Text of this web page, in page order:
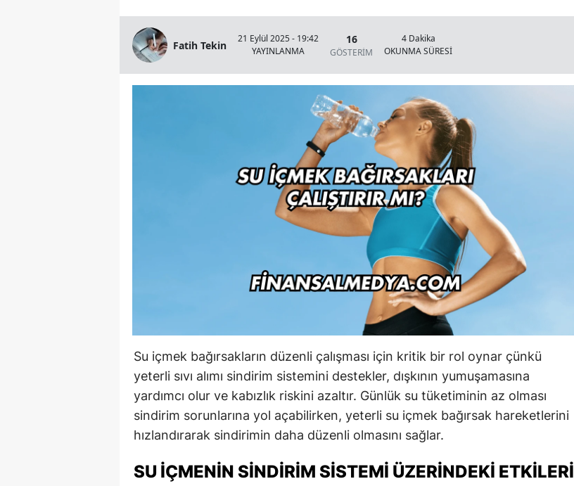
Fatih Tekin
21 Eylül 2025 - 19:42
YAYINLANMA
16
GÖSTERİM
4 Dakika
OKUNMA SÜRESİ
Su içmek bağırsakların düzenli çalışması için kritik bir rol oynar çünkü
yeterli sıvı alımı sindirim sistemini destekler, dışkının yumuşamasına
yardımcı olur ve kabızlık riskini azaltır. Günlük su tüketiminin az olması
sindirim sorunlarına yol açabilirken, yeterli su içmek bağırsak hareketlerini
hızlandırarak sindirimin daha düzenli olmasını sağlar.
SU İÇMENIN SINDIRIM SISTEMI ÜZERINDEKI ETKILERI